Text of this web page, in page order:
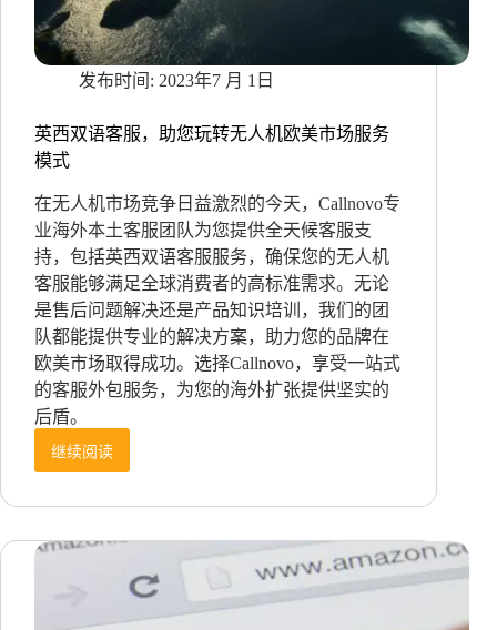
全
方
位
赋
2023年7 月 1日
英西双语客服，助您玩转无人机欧美市场服务
模式
在无人机市场竞争日益激烈的今天，Callnovo专
业海外本土客服团队为您提供全天候客服支
持，包括英西双语客服服务，确保您的无人机
客服能够满足全球消费者的高标准需求。无论
是售后问题解决还是产品知识培训，我们的团
队都能提供专业的解决方案，助力您的品牌在
欧美市场取得成功。选择Callnovo，享受一站式
的客服外包服务，为您的海外扩张提供坚实的
后盾。
继续阅读
英
双
客